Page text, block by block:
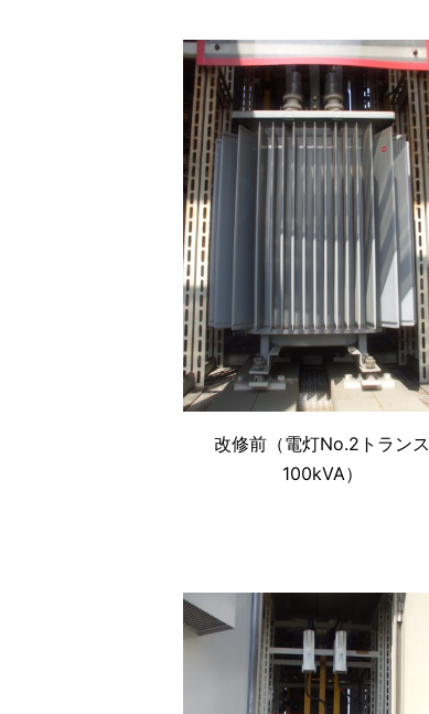
改修前（電灯No.2トランス
100kVA）